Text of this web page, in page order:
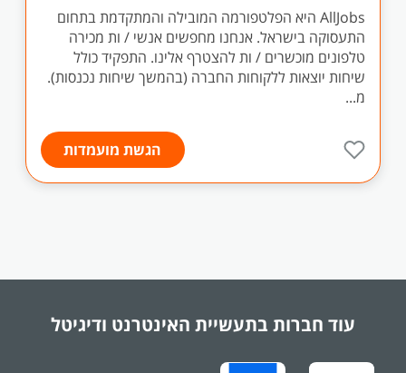
AllJobs היא הפלטפורמה המובילה והמתקדמת בתחום
התעסוקה בישראל. אנחנו מחפשים אנשי / ות מכירה
טלפונים מוכשרים / ות להצטרף אלינו. התפקיד כולל
שיחות יוצאות ללקוחות החברה (בהמשך שיחות נכנסות).
מ...
הגשת מועמדות
עוד חברות בתעשיית האינטרנט ודיגיטל